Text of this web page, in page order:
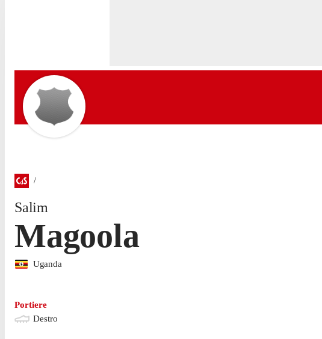
Salim
Magoola
Uganda
Portiere
Destro